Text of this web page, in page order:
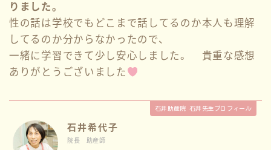
りました。
性の話は学校でもどこまで話してるのか本人も理解
してるのか分からなかったので、
一緒に学習できて少し安心しました。 貴重な感想
ありがとうございました
石井助産院 石井先生プロフィール
石井希代子
院長 助産師